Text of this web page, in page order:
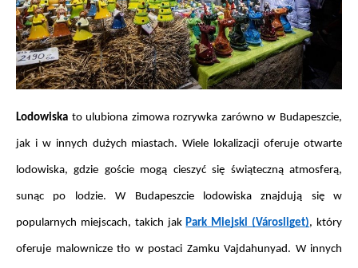
Lodowiska to ulubiona zimowa rozrywka zarówno w Budapeszcie,
jak i w innych dużych miastach. Wiele lokalizacji oferuje otwarte
lodowiska, gdzie goście mogą cieszyć się świąteczną atmosferą,
sunąc po lodzie. W Budapeszcie lodowiska znajdują się w
popularnych miejscach, takich jak Park Miejski (Városliget), który
oferuje malownicze tło w postaci Zamku Vajdahunyad. W innych